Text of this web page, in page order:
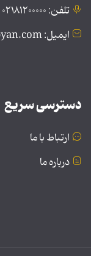
تلفن: ۰۲۱۸۱۲۰۰۰۰۰
ایمیل: public@tebyan.com
دسترسی سریع
ارتباط با ما
درباره ما